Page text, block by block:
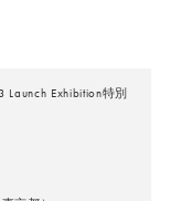
Exhibition特別